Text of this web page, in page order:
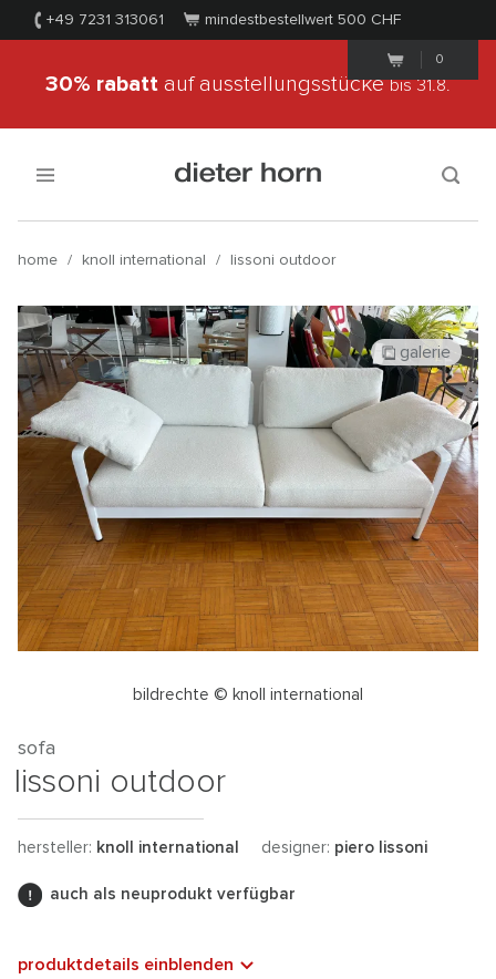
+49 7231 313061 mindestbestellwert 500 CHF
0
30% rabatt auf ausstellungsstückebis 31.8.
home / knoll international / lissoni outdoor
bildrechte © knoll international
galerie
sofa
lissoni outdoor
hersteller: knoll international designer: piero lissoni
auch als neuprodukt verfügbar
produktdetails einblenden